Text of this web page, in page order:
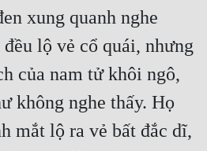
xung quanh nghe
lộ vẻ cổ quái, nhưng
của nam tử khôi ngô,
không nghe thấy. Họ
mắt lộ ra vẻ bất đắc dĩ,